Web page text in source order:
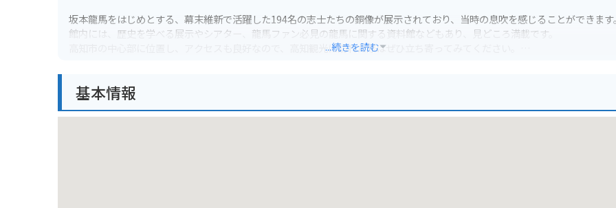
坂本龍馬をはじめとする、幕末維新で活躍した194名の志士たちの銅像が展示されており、当時の息吹を感じることができます
館内には、歴史を学べる展示やシアター、龍馬ファン必見の龍馬に関する資料館などもあり、見どころ満載です。
高知市の中心部に位置し、アクセスも良好なので、高知観光に訪れた際はぜひ立ち寄ってみてください。
維新の門には無料の駐車場が併設されているので、バイクでも安心して訪れることができます。
...続きを読む
基本情報